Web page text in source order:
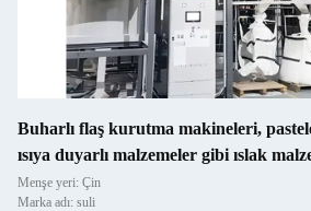
Buharlı flaş kurutma makineleri,
ısıya duyarlı malzemeler gibi ıslak
Menşe yeri: Çin
Marka adı: suli